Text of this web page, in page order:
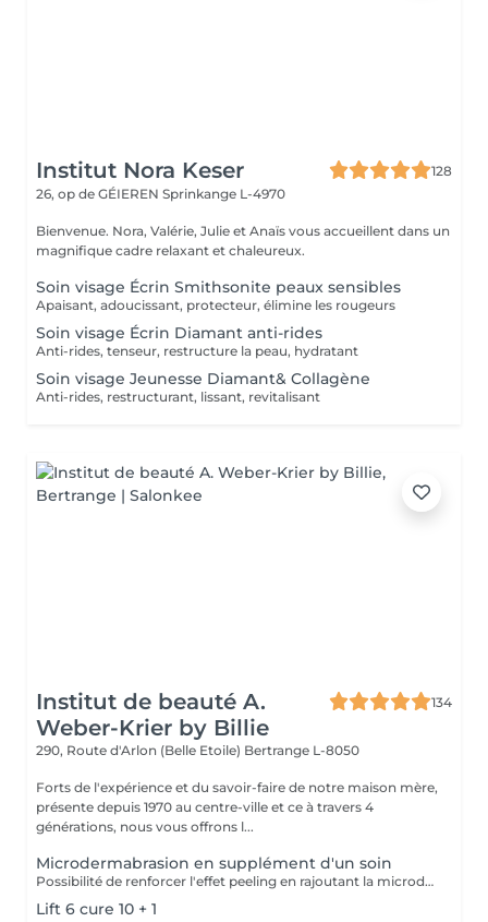
Institut Nora Keser
128
26, op de GÉIEREN Sprinkange L-4970
Bienvenue. Nora, Valérie, Julie et Anaïs vous accueillent dans un
magnifique cadre relaxant et chaleureux.
Soin visage Écrin Smithsonite peaux sensibles
Apaisant, adoucissant, protecteur, élimine les rougeurs
Soin visage Écrin Diamant anti-rides
Anti-rides, tenseur, restructure la peau, hydratant
Soin visage Jeunesse Diamant& Collagène
Anti-rides, restructurant, lissant, revitalisant
Institut de beauté A.
Weber-Krier by Billie
134
290, Route d'Arlon (Belle Etoile) Bertrange L-8050
Forts de l'expérience et du savoir-faire de notre maison mère,
présente depuis 1970 au centre-ville et ce à travers 4
générations, nous vous offrons l...
Microdermabrasion en supplément d'un soin
Possibilité de renforcer l'effet peeling en rajoutant la microdermabrasion au début du soin.
Lift 6 cure 10 + 1